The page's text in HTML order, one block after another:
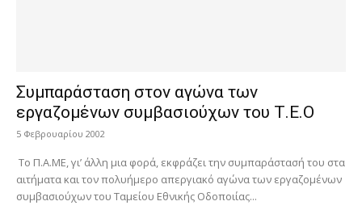
Συμπαράσταση στον αγώνα των
εργαζομένων συμβασιούχων του Τ.Ε.Ο
5 Φεβρουαρίου 2002
Το Π.Α.ΜΕ, γι’ άλλη μια φορά, εκφράζει την συμπαράστασή του στα
αιτήματα και τον πολυήμερο απεργιακό αγώνα των εργαζομένων
συμβασιούχων του Ταμείου Εθνικής Οδοποιίας...